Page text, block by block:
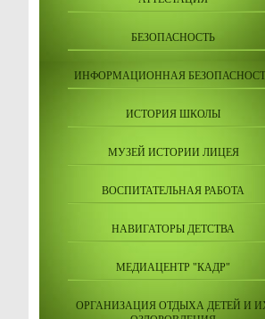
БЕЗОПАСНОСТЬ
ИНФОРМАЦИОННАЯ
ИСТОРИЯ ШКОЛЫ
МУЗЕЙ ИСТОРИИ ЛИЦЕЯ
ВОСПИТАТЕЛЬНАЯ РАБОТА
НАВИГАТОРЫ ДЕТСТВА
МЕДИАЦЕНТР "КАДР"
ОРГАНИЗАЦИЯ ОТДЫХА ДЕТЕЙ И